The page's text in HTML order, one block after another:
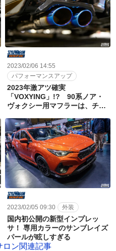
2023/02/06 14:55
パフォーマンスアップ
2023年激アツ確実
「VOXYING」!? 90系ノア・
ヴォクシー用マフラーは、チタ
ルエンドを選択可能！｜
TAS2023
2023/02/05 09:30 外装
国内初公開の新型インプレッ
サ！ 専用カラーのサンブレイズ
パールが眩しすぎる
ロン関連記事